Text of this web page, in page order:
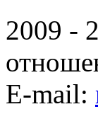
2009 -
E-mail: